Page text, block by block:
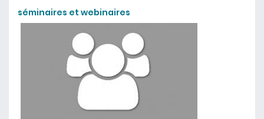
séminaires et webinaires